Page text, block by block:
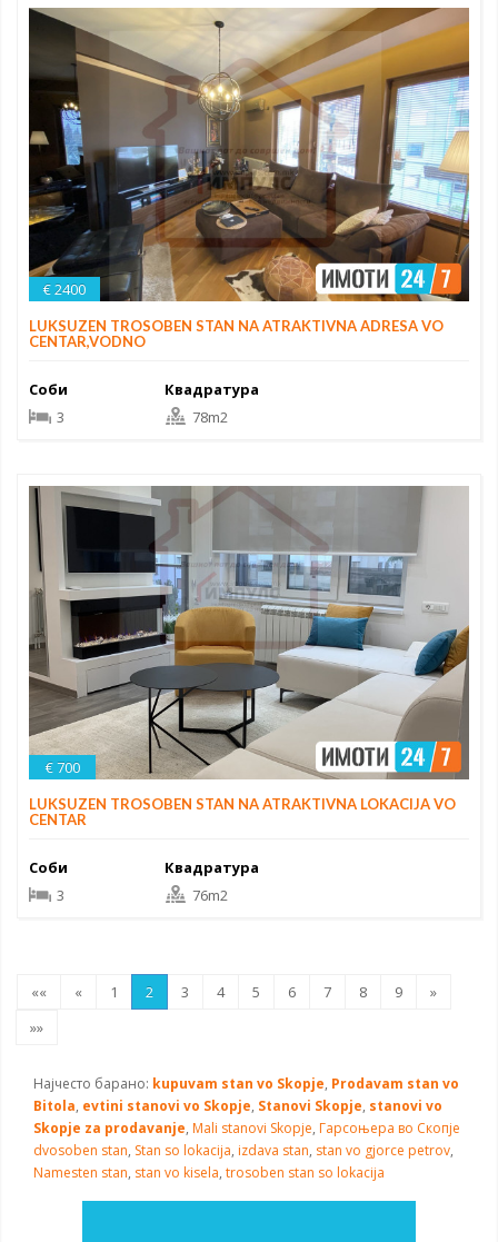
€ 2400
LUKSUZEN TROSOBEN STAN NA ATRAKTIVNA ADRESA VO
CENTAR,VODNO
Соби
3
Квадратура
78m2
€ 700
LUKSUZEN TROSOBEN STAN NA ATRAKTIVNA LOKACIJA VO
CENTAR
Соби
3
Квадратура
76m2
«« « 1 2 3 4 5 6 7 8 9
»
»»
Најчесто барано: kupuvam stan vo Skopje, Prodavam stan vo
Bitola, evtini stanovi vo Skopje, Stanovi Skopje, stanovi vo
Skopje za prodavanje, Mali stanovi Skopje, Гарсоњера во Скопје
dvosoben stan, Stan so lokacija, izdava stan, stan vo gjorce petrov,
Namesten stan, stan vo kisela, trosoben stan so lokacija